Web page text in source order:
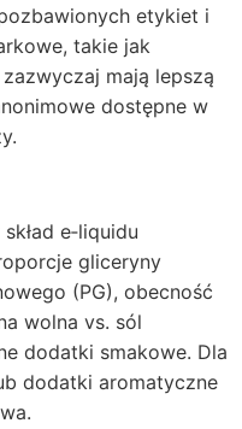
etykiet i
takie jak
zazwyczaj mają lepszą
dostępne w
e‑liquidu
gliceryny
(PG), obecność
wolna vs. sól
dodatki smakowe. Dla
dodatki aromatyczne